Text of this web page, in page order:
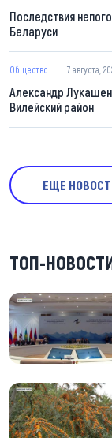
Последствия
Беларуси
Общество 7 августа,
Александр
Вилейский район
ЕЩЕ
ТОП-